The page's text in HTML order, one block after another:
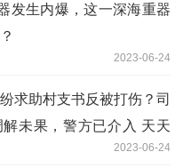
发生内爆，这一深海重器
2023-06-24
求助村支书反被打伤？司
未果，警方已介入 天天
2023-06-24